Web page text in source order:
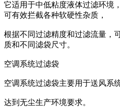
它适用于中低粘度液体过滤环境
可有效拦截各种软硬性杂质，
根据不同过滤精度和过滤流量，
质和不同滤袋尺寸。
空调系统过滤袋
空调系统过滤袋主要用于送风系
达到无尘生产环境要求。